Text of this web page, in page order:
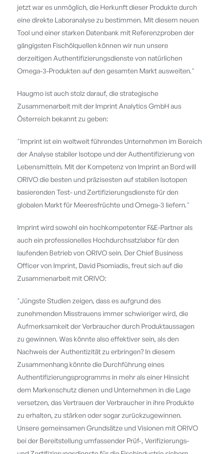
jetzt war es unmöglich, die Herkunft dieser Produkte durch
eine direkte Laboranalyse zu bestimmen. Mit diesem neuen
Tool und einer starken Datenbank mit Referenzproben der
gängigsten Fischölquellen können wir nun unsere
derzeitigen Authentifizierungsdienste von natürlichen
Omega-3-Produkten auf den gesamten Markt ausweiten."
Haugmo ist auch stolz darauf, die strategische
Zusammenarbeit mit der Imprint Analytics GmbH aus
Österreich bekannt zu geben:
"Imprint ist ein weltweit führendes Unternehmen im Bereich
der Analyse stabiler Isotope und der Authentifizierung von
Lebensmitteln. Mit der Kompetenz von Imprint an Bord will
ORIVO die besten und präzisesten auf stabilen Isotopen
basierenden Test- und Zertifizierungsdienste für den
globalen Markt für Meeresfrüchte und Omega-3 liefern."
Imprint wird sowohl ein hochkompetenter F&E-Partner als
auch ein professionelles Hochdurchsatzlabor für den
laufenden Betrieb von ORIVO sein. Der Chief Business
Officer von Imprint, David Psomiadis, freut sich auf die
Zusammenarbeit mit ORIVO:
"Jüngste Studien zeigen, dass es aufgrund des
zunehmenden Misstrauens immer schwieriger wird, die
Aufmerksamkeit der Verbraucher durch Produktaussagen
zu gewinnen. Was könnte also effektiver sein, als den
Nachweis der Authentizität zu erbringen? In diesem
Zusammenhang könnte die Durchführung eines
Authentifizierungsprogramms in mehr als einer Hinsicht
dem Markenschutz dienen und Unternehmen in die Lage
versetzen, das Vertrauen der Verbraucher in ihre Produkte
zu erhalten, zu stärken oder sogar zurückzugewinnen.
Unsere gemeinsamen Grundsätze und Visionen mit ORIVO
bei der Bereitstellung umfassender Prüf-, Verifizierungs-